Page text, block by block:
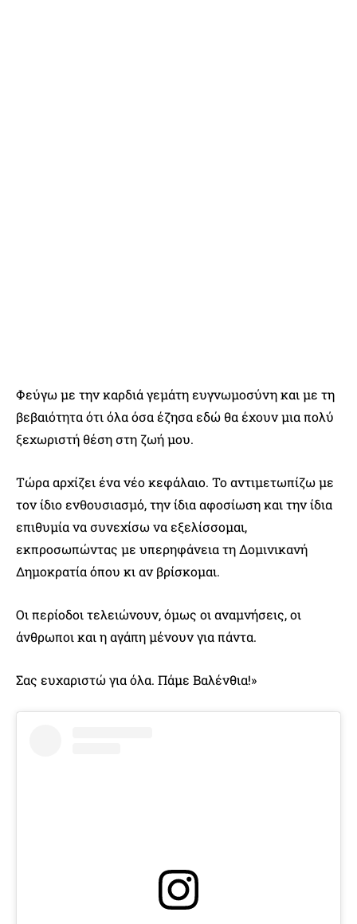
Φεύγω με την καρδιά γεμάτη ευγνωμοσύνη και με τη
βεβαιότητα ότι όλα όσα έζησα εδώ θα έχουν μια πολύ
ξεχωριστή θέση στη ζωή μου.
Τώρα αρχίζει ένα νέο κεφάλαιο. Το αντιμετωπίζω με
τον ίδιο ενθουσιασμό, την ίδια αφοσίωση και την ίδια
επιθυμία να συνεχίσω να εξελίσσομαι,
εκπροσωπώντας με υπερηφάνεια τη Δομινικανή
Δημοκρατία όπου κι αν βρίσκομαι.
Οι περίοδοι τελειώνουν, όμως οι αναμνήσεις, οι
άνθρωποι και η αγάπη μένουν για πάντα.
Σας ευχαριστώ για όλα. Πάμε Βαλένθια!»